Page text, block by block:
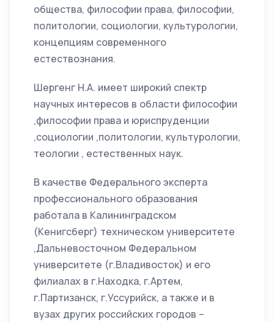
общества, философии права, философии,
политологии, социологии, культурологии,
концепциям современного
естествознания.
Шергенг Н.А. имеет широкий спектр
научных интересов в области философии
,философии права и юриспруденции
,социологии ,политологии, культурологии,
теологии , естественных наук.
В качестве Федерального эксперта
профессионального образования
работала в Калининградском
(Кенигсберг) техническом университете
,Дальневосточном Федеральном
университете (г.Владивосток) и его
филиалах в г.Находка, г.Артем,
г.Партизанск, г.Уссурийск, а также и в
вузах других российских городов –